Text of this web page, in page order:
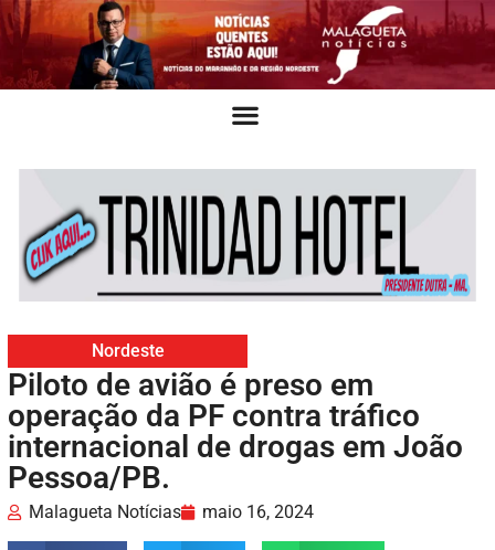
Nordeste
Piloto de avião é preso em
operação da PF contra tráfico
internacional de drogas em João
Pessoa/PB.
Malagueta Notícias maio 16, 2024